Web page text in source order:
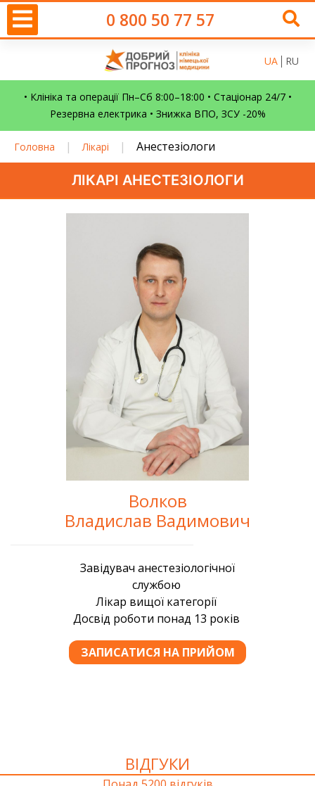
0 800 50 77 57
UA RU
• Клініка та операції Пн–Сб 8:00–18:00 • Стаціонар 24/7 •
Резервна електрика • Знижка ВПО, ЗСУ -20%
Головна | Лікарі | Анестезіологи
ЛІКАРІ АНЕСТЕЗІОЛОГИ
Волков
Владислав Вадимович
ВІДГУКИ